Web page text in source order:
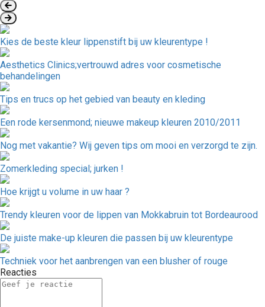
Kies de beste kleur lippenstift bij uw kleurentype !
Aesthetics Clinics;vertrouwd adres voor cosmetische
behandelingen
Tips en trucs op het gebied van beauty en kleding
Een rode kersenmond; nieuwe makeup kleuren 2010/2011
Nog met vakantie? Wij geven tips om mooi en verzorgd te zijn.
Zomerkleding special; jurken !
Hoe krijgt u volume in uw haar ?
Trendy kleuren voor de lippen van Mokkabruin tot Bordeaurood
De juiste make-up kleuren die passen bij uw kleurentype
Techniek voor het aanbrengen van een blusher of rouge
Reacties